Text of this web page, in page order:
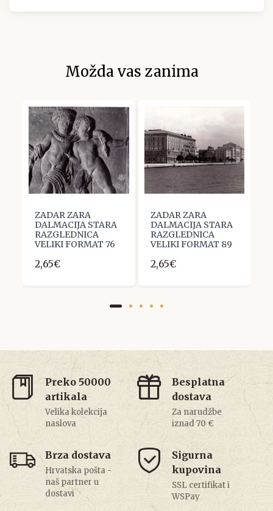
Možda vas zanima
ZADAR ZARA
DALMACIJA STARA
RAZGLEDNICA
VELIKI FORMAT 76
2,65€
ZADAR ZARA
DALMACIJA STARA
RAZGLEDNICA
VELIKI FORMAT 89
2,65€
Preko 50000
artikala
Velika kolekcija
naslova
Besplatna
dostava
Za narudžbe
iznad 70 €
Brza dostava
Hrvatska pošta -
naš partner u
dostavi
Sigurna
kupovina
SSL certifikat i
WSPay